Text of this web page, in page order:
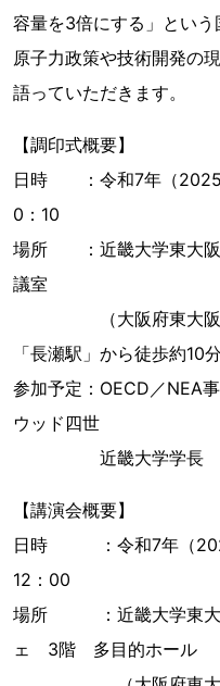
容量を3倍にする」とい
原子力政策や技術開発の
語っていただきます。
【調印式概要】
日時 ：令和7年（2025
0：10
場所 ：近畿大学東大
議室
（大阪府東大阪市
「長瀬駅」から徒歩約10分
参加予定：OECD／NEA
ウッド四世
近畿大学学長
【講演会概要】
日時 ：令和7年（2025
12：00
場所 ：近畿大学東大
ェ 3階 多目的ホール